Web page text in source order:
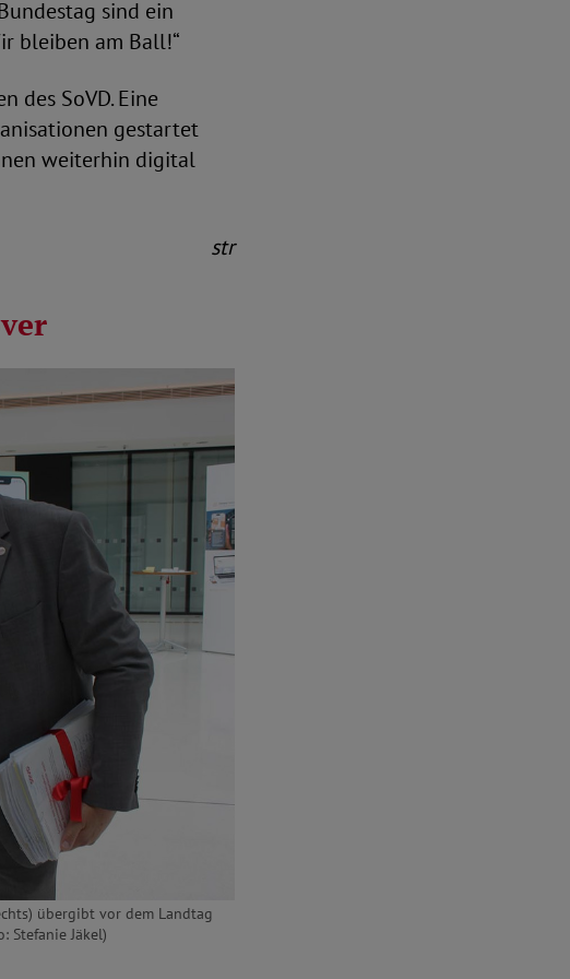
sind ein
bleiben am Ball!“
des SoVD. Eine
gestartet
weiterhin digital
str
übergibt vor dem Landtag
Stefanie Jäkel)